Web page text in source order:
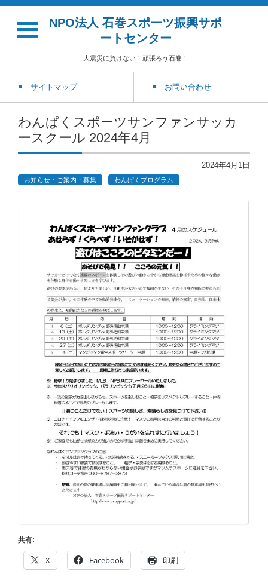
NPO法人 石巻スポーツ振興サポ
ートセンター
大震災に負けない！頑張ろう石巻！
サイトマップ お問い合わせ
わんぱくスポーツサンファンサッカ
ースクール 2024年4月
2024年4月1日
お知らせ・ご案内・募集 わんぱくプログラム
共有:
X Facebook 印刷